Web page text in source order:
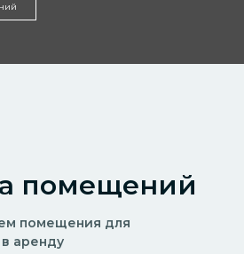
помещений
помещения для
аренду